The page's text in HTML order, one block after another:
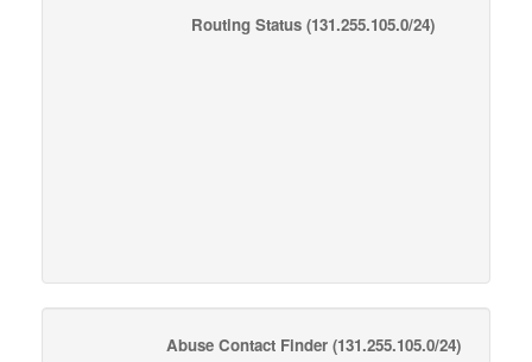
Routing Status (131.255.105.0/24)
Abuse Contact Finder(131.255.105.0/24)